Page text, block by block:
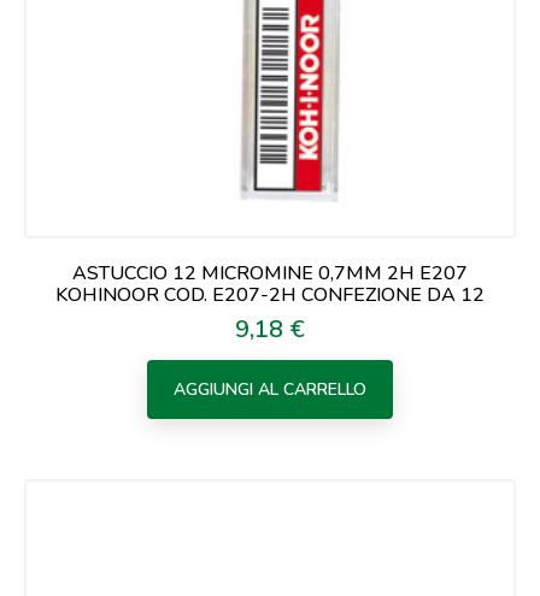
ASTUCCIO 12 MICROMINE 0,7MM 2H E207
KOHINOOR COD. E207-2H CONFEZIONE DA 12
Prezzo
9,18 €
AGGIUNGI AL CARRELLO